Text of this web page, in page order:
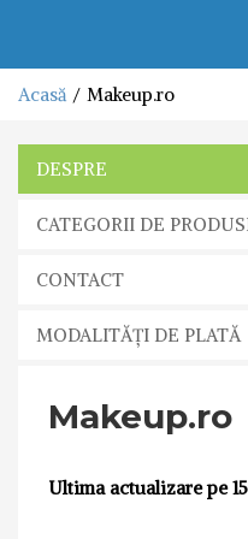
Acasă Makeup.ro
DESPRE
CATEGORII DE
CONTACT
MODALITĂȚI DE PLATĂ
Makeup.ro
Ultima actualizare pe